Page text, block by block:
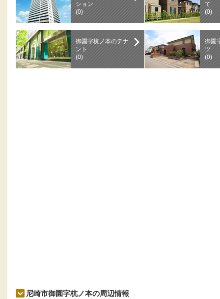
ション
(0)
て
(0)
御園字杭ノ本のテナ
ント
(0)
御園
ツ
(0)
尼崎市御園字杭ノ本の周辺情報